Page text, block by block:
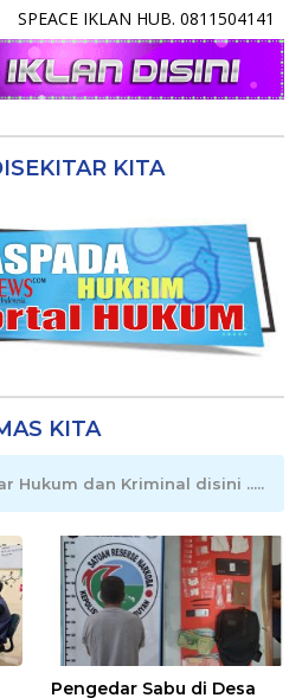
0811504141
KITA
KITA
Hukum dan Kriminal disini .....
Pengedar Sabu di Desa